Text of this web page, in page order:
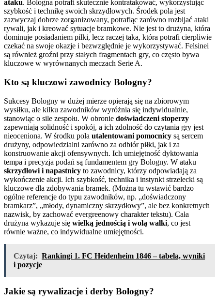
ataku. Bologna potrafi skutecznie kontratakować, wykorzystując
szybkość i technikę swoich skrzydłowych. Środek pola jest
zazwyczaj dobrze zorganizowany, potrafiąc zarówno rozbijać ataki
rywali, jak i kreować sytuacje bramkowe. Nie jest to drużyna, która
dominuje posiadaniem piłki, lecz raczej taka, która potrafi cierpliwie
czekać na swoje okazje i bezwzględnie je wykorzystywać. Felsinei
są również groźni przy stałych fragmentach gry, co często bywa
kluczowe w wyrównanych meczach Serie A.
Kto są kluczowi zawodnicy Bologny?
Sukcesy Bologny w dużej mierze opierają się na zbiorowym
wysiłku, ale kilku zawodników wyróżnia się indywidualnie,
stanowiąc o sile zespołu. W obronie doświadczeni stoperzy
zapewniają solidność i spokój, a ich zdolność do czytania gry jest
nieoceniona. W środku pola utalentowani pomocnicy są sercem
drużyny, odpowiedzialni zarówno za odbiór piłki, jak i za
konstruowanie akcji ofensywnych. Ich umiejętność dyktowania
tempa i precyzja podań są fundamentem gry Bologny. W ataku
skrzydłowi i napastnicy to zawodnicy, którzy odpowiadają za
wykończenie akcji. Ich szybkość, technika i instynkt strzelecki są
kluczowe dla zdobywania bramek. (Można tu wstawić bardzo
ogólne referencje do typu zawodników, np. „doświadczony
bramkarz”, „młody, dynamiczny skrzydłowy”, ale bez konkretnych
nazwisk, by zachować evergreenowy charakter tekstu). Cała
drużyna wykazuje się wielką jednością i wolą walki, co jest
równie ważne, co indywidualne umiejętności.
Czytaj: Rankingi 1. FC Heidenheim 1846 – tabela, wyniki
i pozycje
Jakie są rywalizacje i derby Bologny?